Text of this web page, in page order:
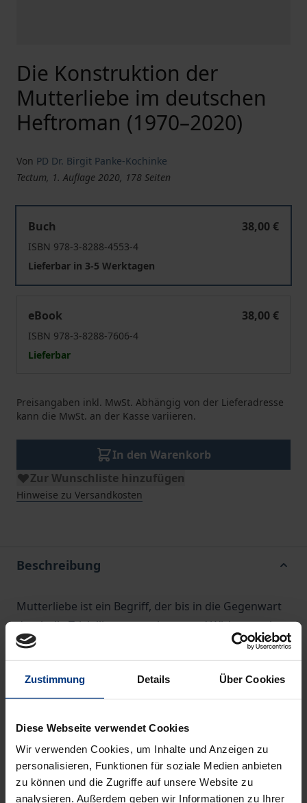
Zustimmung Details Über Cookies
Diese Webseite verwendet Cookies
Wir verwenden Cookies, um Inhalte und Anzeigen zu
personalisieren, Funktionen für soziale Medien anbieten
zu können und die Zugriffe auf unsere Website zu
analysieren. Außerdem geben wir Informationen zu Ihrer
Die Konstruktion der
Mutterliebe im deutschen
Heftroman (1970–2020)
Von PD Dr. Birgit Panke-Kochinke
Tectum, 1. Auflage 2020, 178 Seiten
Buch
38,00 €
ISBN 978-3-8288-4553-4
Lieferbar in 3-5 Werktagen
eBook
38,00 €
ISBN 978-3-8288-7606-4
Lieferbar
Preisangaben inkl. MwSt. Abhängig von der Lieferadresse
kann die MwSt. an der Kasse variieren.
In den Warenkorb
Zur Wunschliste hinzufügen
Hinweise zu Versandkosten
Beschreibung
Mutterliebe ist ein Begriff, der bis in die Gegenwart
durch die Trivialliteratur geistert und Wirkung zeigt.
Was wird im deutschen Heftroman unter dem
Begriff der Mutterliebe verstanden und welche
Funktion trägt der Begriff im gesellschaftlichen
Diskurs?
Die promovierte Historikerin und Soziologin Birgit
in einer Analyse von rund 400 Heftromanen, die in
Deutschland seit den 1970er Jahren erschienen sind,
nachgegangen.